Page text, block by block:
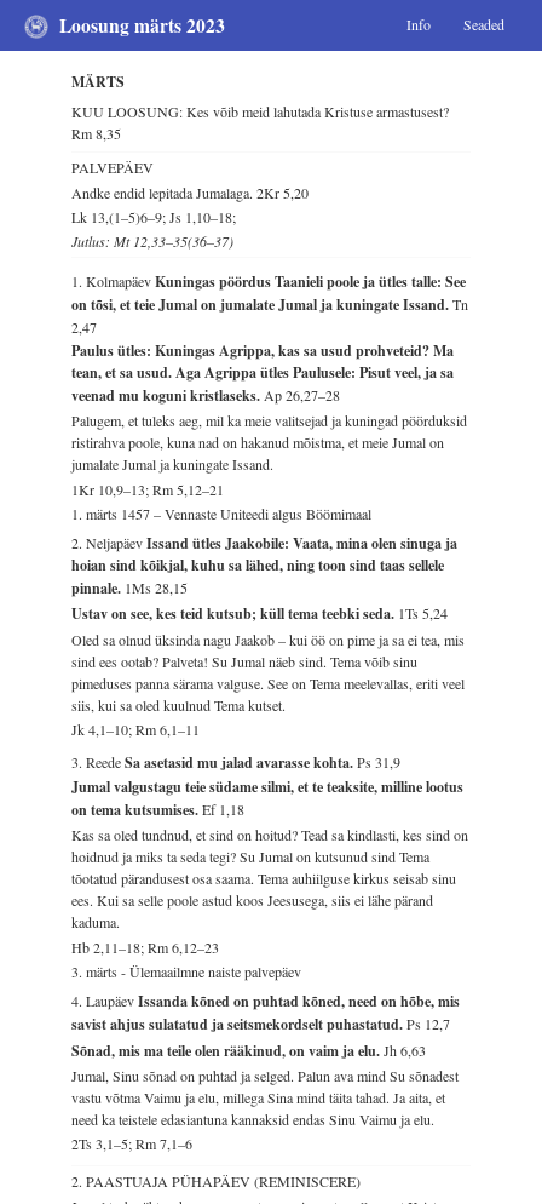
Loosung märts 2023 Info Seaded
MÄRTS
KUU LOOSUNG: Kes võib meid lahutada Kristuse armastusest?
Rm 8,35
PALVEPÄEV
Andke endid lepitada Jumalaga.2Kr 5,20
Lk 13,(1–5)6–9; Js 1,10–18;
Jutlus: Mt 12,33–35(36–37)
1. KolmapäevKuningas pöördus Taanieli poole ja ütles talle: See
on tõsi, et teie Jumal on jumalate Jumal ja kuningate Issand.Tn
2,47
Paulus ütles: Kuningas Agrippa, kas sa usud prohveteid? Ma
tean, et sa usud. Aga Agrippa ütles Paulusele: Pisut veel, ja sa
veenad mu koguni kristlaseks.Ap 26,27–28
Palugem, et tuleks aeg, mil ka meie valitsejad ja kuningad pöörduksid
ristirahva poole, kuna nad on hakanud mõistma, et meie Jumal on
jumalate Jumal ja kuningate Issand.
1Kr 10,9–13; Rm 5,12–21
1. märts 1457 – Vennaste Uniteedi algus Böömimaal
2. NeljapäevIssand ütles Jaakobile: Vaata, mina olen sinuga ja
hoian sind kõikjal, kuhu sa lähed, ning toon sind taas sellele
pinnale. 1Ms 28,15
Ustav on see, kes teid kutsub; küll tema teebki seda. 1Ts 5,24
Oled sa olnud üksinda nagu Jaakob – kui öö on pime ja sa ei tea, mis
sind ees ootab? Palveta! Su Jumal näeb sind. Tema võib sinu
pimeduses panna särama valguse. See on Tema meelevallas, eriti veel
siis, kui sa oled kuulnud Tema kutset.
Jk 4,1–10; Rm 6,1–11
3. ReedeSa asetasid mu jalad avarasse kohta.Ps 31,9
Jumal valgustagu teie südame silmi, et te teaksite, milline lootus
on tema kutsumises.Ef 1,18
Kas sa oled tundnud, et sind on hoitud? Tead sa kindlasti, kes sind on
hoidnud ja miks ta seda tegi? Su Jumal on kutsunud sind Tema
tõotatud pärandusest osa saama. Tema auhiilguse kirkus seisab sinu
ees. Kui sa selle poole astud koos Jeesusega, siis ei lähe pärand
kaduma.
Hb 2,11–18; Rm 6,12–23
3. märts - Ülemaailmne naiste palvepäev
4. LaupäevIssanda kõned on puhtad kõned, need on hõbe, mis
savist ahjus sulatatud ja seitsmekordselt puhastatud.Ps 12,7
Sõnad, mis ma teile olen rääkinud, on vaim ja elu.Jh 6,63
Jumal, Sinu sõnad on puhtad ja selged. Palun ava mind Su sõnadest
vastu võtma Vaimu ja elu, millega Sina mind täita tahad. Ja aita, et
need ka teistele edasiantuna kannaksid endas Sinu Vaimu ja elu.
2Ts 3,1–5; Rm 7,1–6
2. PAASTUAJA PÜHAPÄEV (REMINISCERE)